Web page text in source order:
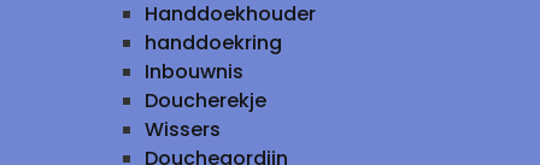
Handdoekhouder
handdoekring
Inbouwnis
Doucherekje
Wissers
Douchegordijn